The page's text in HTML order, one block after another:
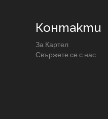
Контакти
За Картел
Свържете се с нас